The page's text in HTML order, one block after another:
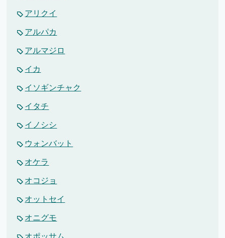
アリクイ
アルパカ
アルマジロ
イカ
イソギンチャク
イタチ
イノシシ
ウォンバット
オケラ
オコジョ
オットセイ
オニグモ